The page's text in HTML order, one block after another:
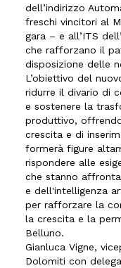
dell’indirizzo
freschi vincitori al
gara – e all’ITS
che rafforzano il
disposizione delle
L’obiettivo del
ridurre il divario di
e sostenere la
produttivo,
crescita e di
formerà figure
rispondere alle
che stanno
e dell'intelligenza
per rafforzare la
la crescita e la
Belluno.
Gianluca Vigne,
Dolomiti con